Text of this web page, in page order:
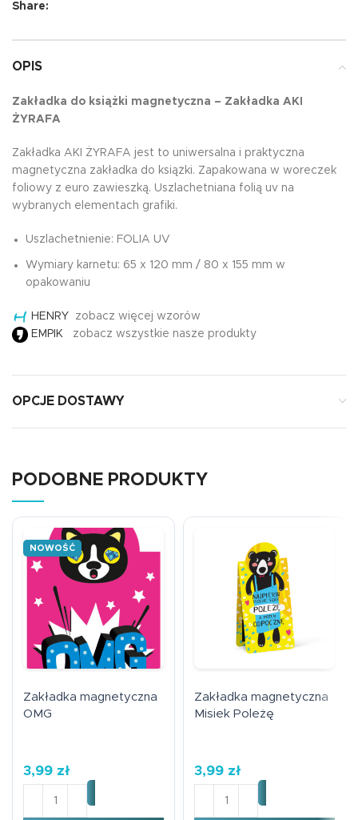
Share:
OPIS
Zakładka do książki magnetyczna – Zakładka AKI
ŻYRAFA
Zakładka AKI ŻYRAFA jest to uniwersalna i praktyczna
magnetyczna zakładka do książki. Zapakowana w woreczek
foliowy z euro zawieszką. Uszlachetniana folią uv na
wybranych elementach grafiki.
Uszlachetnienie: FOLIA UV
Wymiary karnetu: 65 x 120 mm / 80 x 155 mm w
opakowaniu
HENRY zobacz więcej wzorów
EMPIK zobacz wszystkie nasze produkty
OPCJE DOSTAWY
PODOBNE PRODUKTY
NOWOŚĆ
Zakładka magnetyczna
OMG
3,99 zł
ilość Zakładka magnetyczna OMG
Zakładka magnetyczna
Misiek Poleżę
3,99 zł
ilość Zakładka